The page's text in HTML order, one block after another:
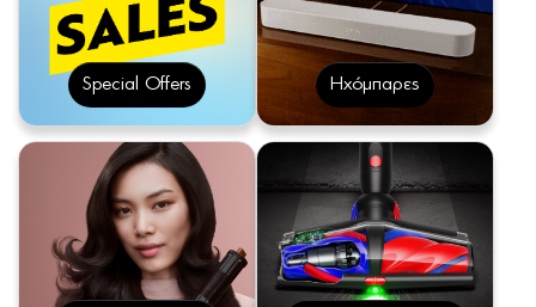
Special Offers Ηχόμπαρες